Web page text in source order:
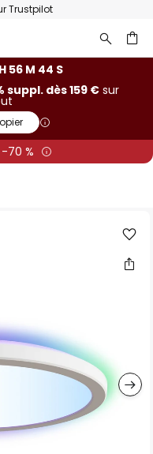
Trustpilot
56 M 43 S
suppl. dès 159 €sur
70 %